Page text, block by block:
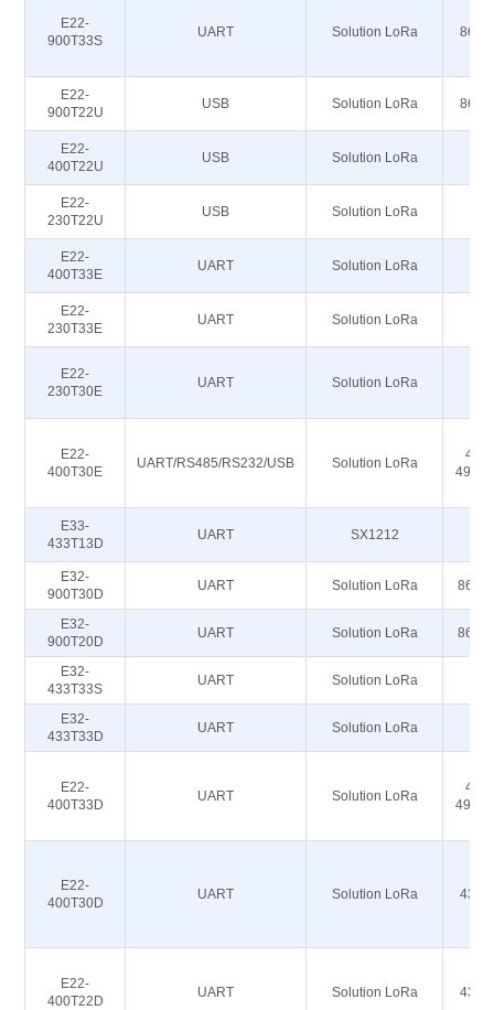
E22-
900T33S
UART Solution LoRa
E22-
900T22U
USB Solution LoRa
E22-
400T22U
USB Solution LoRa
E22-
230T22U
USB Solution LoRa
E22-
400T33E
UART Solution LoRa
E22-
230T33E
UART Solution LoRa
E22-
230T30E
UART Solution LoRa
E22-
400T30E
UART/RS485/RS232/USB Solution LoRa
E33-
433T13D
UART SX1212
E32-
900T30D
UART Solution LoRa
E32-
900T20D
UART Solution LoRa
E32-
433T33S
UART Solution LoRa
E32-
433T33D
UART Solution LoRa
E22-
400T33D
UART Solution LoRa
E22-
400T30D
UART Solution LoRa
E22-
400T22D
UART Solution LoRa